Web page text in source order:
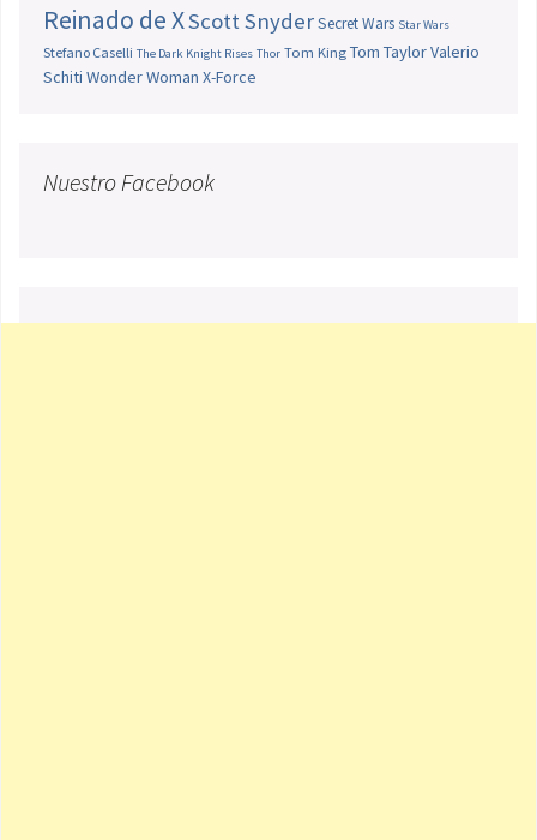
Reinado de XScott SnyderSecret Wars Star Wars
Stefano Caselli The Dark Knight Rises Thor Tom King Tom TaylorValerio
Schiti Wonder Woman X-Force
Nuestro Facebook